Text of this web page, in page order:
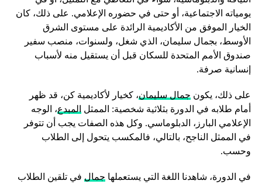
يومياته الاجتماعية، أو حتى في حضوره الإعلامي. على ذلك، كان
الخيار الموفق من الأكاديمية الرائدة على مستوى الشرق
الأوسط، بجمال سليمان، الذي شغل، ولسنوات، منصب سفير
صندوق الأمم المتحدة للسكان قبل أن يستقيل منه لأسباب
إنسانية صرفة.
على ذلك، يكون جمال سليمان، كخيار لأكاديمية كن، قد ظهر
أمام طلابه في الدورة بثلاثية شخصية: الممثل المبدع، الوجه
الإعلامي البارز، الدبلوماسي. وكل هذه الصفات يجب أن تتوفر
في الممثل الناجح، بالتالي، فالمكسب يتحول إلى الطلاب
وحسب.
في الدورة، شاهدنا اللغة التي يستعملها جمالفي تلقين الطلاب